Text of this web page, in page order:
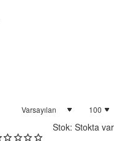
Stok: Stokta var